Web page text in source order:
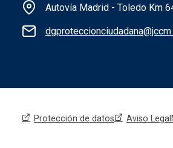
Información de la
Autovía Madrid - Toledo Km
Protección de datos Aviso Legal